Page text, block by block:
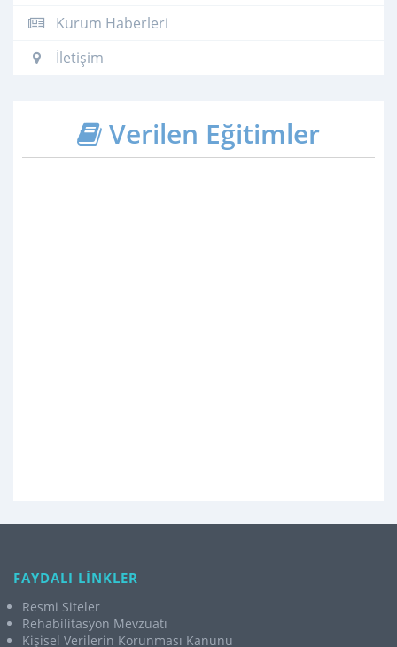
Kurum Haberleri
İletişim
Verilen Eğitimler
FAYDALI LİNKLER
Resmi Siteler
Rehabilitasyon Mevzuatı
Kişisel Verilerin Korunması Kanunu